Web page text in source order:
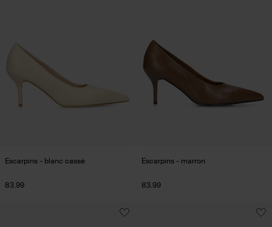
Escarpins - blanc cassé
83.99
Escarpins - marron
83.99